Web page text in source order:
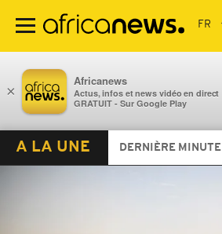
contenu
×
Africanews
Actus, infos et news vidéo en direct
GRATUIT - Sur Google Play
A LA UNE DERNIÈRE MINUTE